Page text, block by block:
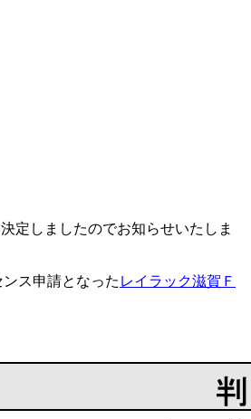
定しましたのでお知らせいたしま
ス申請となった レイラック滋賀Ｆ